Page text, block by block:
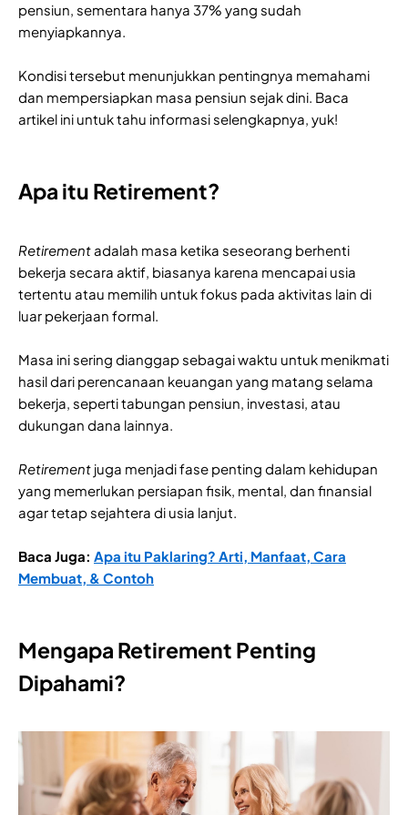
pensiun, sementara hanya 37% yang sudah
menyiapkannya.
Kondisi tersebut menunjukkan pentingnya memahami
dan mempersiapkan masa pensiun sejak dini. Baca
artikel ini untuk tahu informasi selengkapnya, yuk!
Apa itu Retirement?
Retirementadalah masa ketika seseorang berhenti
bekerja secara aktif, biasanya karena mencapai usia
tertentu atau memilih untuk fokus pada aktivitas lain di
luar pekerjaan formal.
Masa ini sering dianggap sebagai waktu untuk menikmati
hasil dari perencanaan keuangan yang matang selama
bekerja, seperti tabungan pensiun, investasi, atau
dukungan dana lainnya.
Retirement juga menjadi fase penting dalam kehidupan
yang memerlukan persiapan fisik, mental, dan finansial
agar tetap sejahtera di usia lanjut.
Baca Juga: Apa itu Paklaring? Arti, Manfaat, Cara
Membuat, & Contoh
Mengapa Retirement Penting
Dipahami?